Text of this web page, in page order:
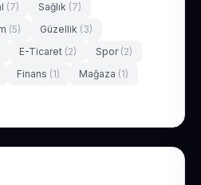
(7) Sağlık (7)
(5) Güzellik (3)
E-Ticaret (2) Spor (2)
Finans (1) Mağaza (1)